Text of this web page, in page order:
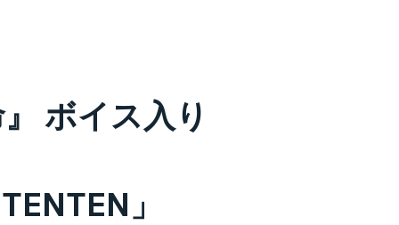
ボイス入り
」